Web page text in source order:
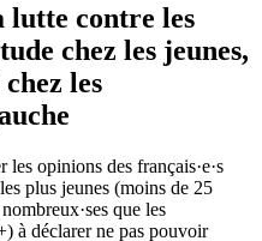
lutte contre les
chez les jeunes,
les
opinions des français·e·s
plus jeunes (moins de 25
que les
à déclarer ne pas pouvoir